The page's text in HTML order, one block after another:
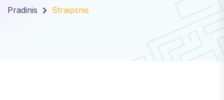
Pradinis Straipsnis